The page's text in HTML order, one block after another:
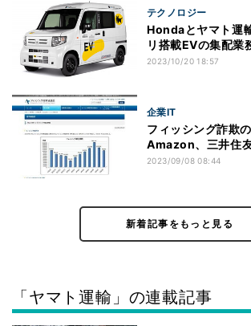
テクノロジー
Hondaとヤマト運
リ搭載EVの集配業
開始へ
2023/10/20 18:57
企業IT
フィッシング詐欺
Amazon、三井住
輸が続く
2023/09/08 08:44
新着記事をもっと見る
「ヤマト運輸」の連載記事